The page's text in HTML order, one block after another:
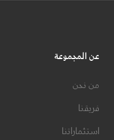
عن المجموعة
من نحن
فريقنا
استثماراتنا